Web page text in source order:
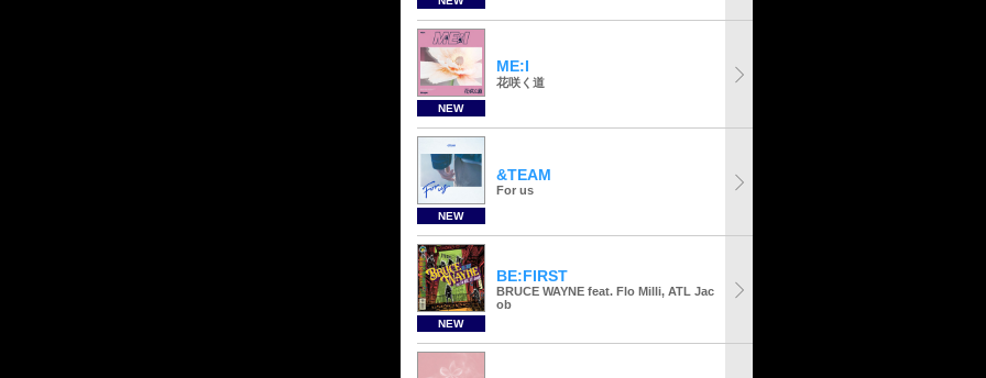
NEW
ME:I
花咲く道
NEW
&TEAM
For us
NEW
BE:FIRST
BRUCE WAYNE feat. Flo Milli, ATL Jac
ob